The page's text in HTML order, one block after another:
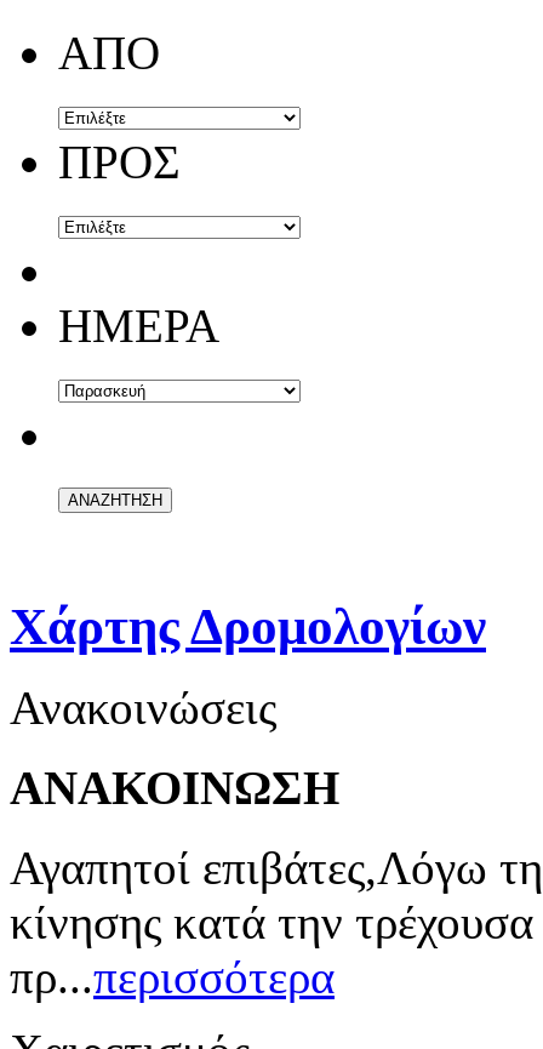
ΑΠΟ
ΠΡΟΣ
ΗΜΕΡΑ
Χάρτης Δρομολογίων
Ανακοινώσεις
ΑΝΑΚΟΙΝΩΣΗ
Αγαπητοί επιβάτες,Λόγω
κίνησης κατά την
πρ...περισσότερα